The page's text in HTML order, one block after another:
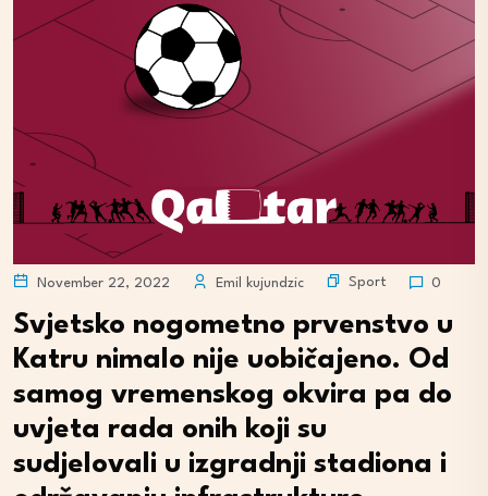
November 22, 2022 Emil kujundzic Sport 0
Svjetsko nogometno prvenstvo u
Katru nimalo nije uobičajeno. Od
samog vremenskog okvira pa do
uvjeta rada onih koji su
sudjelovali u izgradnji stadiona i